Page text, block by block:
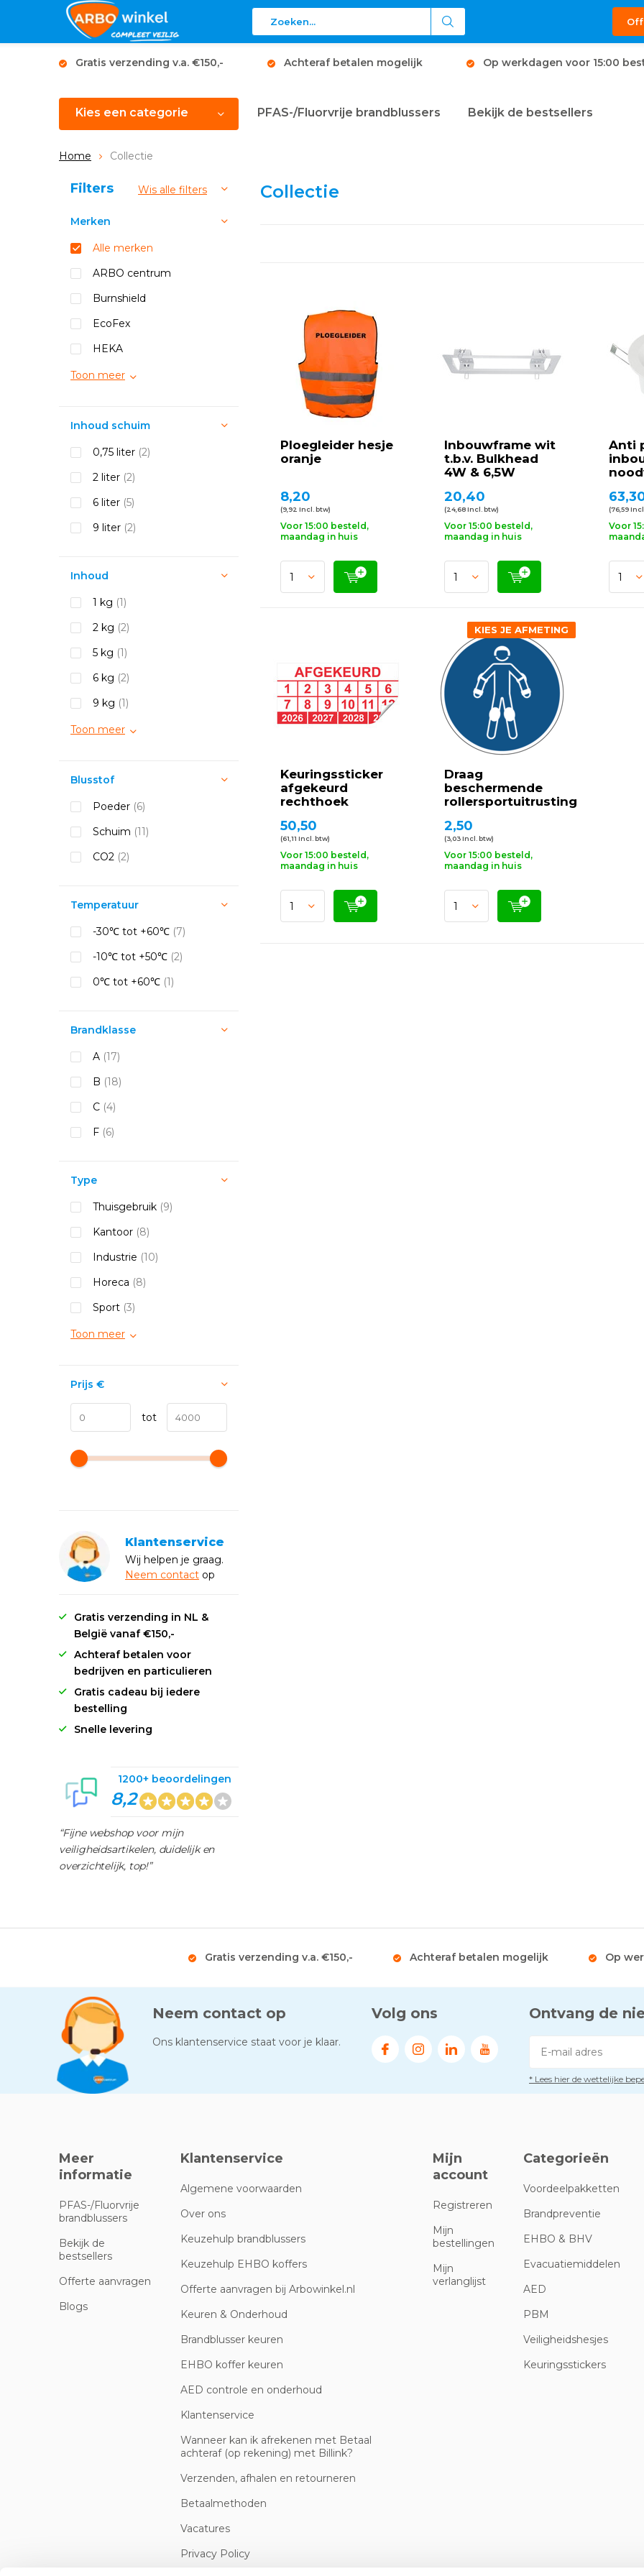
Gratis verzending v.a. €150,- Achteraf betalen mogelijk Op werkdagen voor 15:00
Kies een categorie PFAS-/Fluorvrije brandblussers Bekijk de bestsellers
Home Collectie
Collectie
Ploegleider hesje
oranje
8,20
(9,92 Incl. btw)
Voor 15:00 besteld,
maandag in huis
Inbouwframe wit
t.b.v. Bulkhead
4W & 6,5W
20,40
(24,68 Incl. btw)
Voor 15:00 besteld,
maandag in huis
Anti
(76,59
Voor
Keuringssticker
afgekeurd
rechthoek
50,50
(61,11 Incl. btw)
Voor 15:00 besteld,
maandag in huis
Draag
beschermende
rollersportuitrusting
KIES JE AFMETING
2,50
(3,03 Incl. btw)
Voor 15:00 besteld,
maandag in huis
Sorteren op:
Filters Wis alle filters
Merken
Alle merken
ARBO centrum
Burnshield
EcoFex
HEKA
Toon meer
Inhoud schuim
0,75 liter (2)
2 liter (2)
6 liter (5)
9 liter (2)
Inhoud
1 kg (1)
2 kg (2)
5 kg (1)
6 kg (2)
9 kg (1)
Toon meer
Blusstof
Poeder (6)
Schuim (11)
CO2 (2)
Temperatuur
-30℃ tot +60℃ (7)
-10℃ tot +50℃ (2)
0℃ tot +60℃ (1)
Brandklasse
A (17)
B (18)
C (4)
F (6)
Type
Thuisgebruik (9)
Kantoor (8)
Industrie (10)
Horeca (8)
Sport (3)
Toon meer
Prijs €
tot
Klantenservice
Wij helpen je graag.
Neem contact op
Gratis verzending in NL &
België vanaf €150,-
Achteraf betalen voor
bedrijven en particulieren
Gratis cadeau bij iedere
bestelling
Snelle levering
8,2
1200+ beoordelingen
“Fijne webshop voor mijn
veiligheidsartikelen, duidelijk en
overzichtelijk, top!”
Gratis verzending v.a. €150,- Achteraf betalen mogelijk Op
Neem contact op
Ons klantenservice staat voor je klaar.
Volg ons Ontvang de
* Lees hier de wettelijke
Meer
informatie
PFAS-/Fluorvrije
brandblussers
Bekijk de
bestsellers
Offerte aanvragen
Blogs
Klantenservice
Algemene voorwaarden
Over ons
Keuzehulp brandblussers
Keuzehulp EHBO koffers
Offerte aanvragen bij Arbowinkel.nl
Keuren & Onderhoud
Brandblusser keuren
EHBO koffer keuren
AED controle en onderhoud
Klantenservice
Wanneer kan ik afrekenen met Betaal
achteraf (op rekening) met Billink?
Verzenden, afhalen en retourneren
Betaalmethoden
Vacatures
Privacy Policy
Mijn
account
Registreren
Mijn
bestellingen
Mijn
verlanglijst
Categorieën
Voordeelpakketten
Brandpreventie
EHBO & BHV
Evacuatiemiddelen
AED
PBM
Veiligheidshesjes
Keuringsstickers